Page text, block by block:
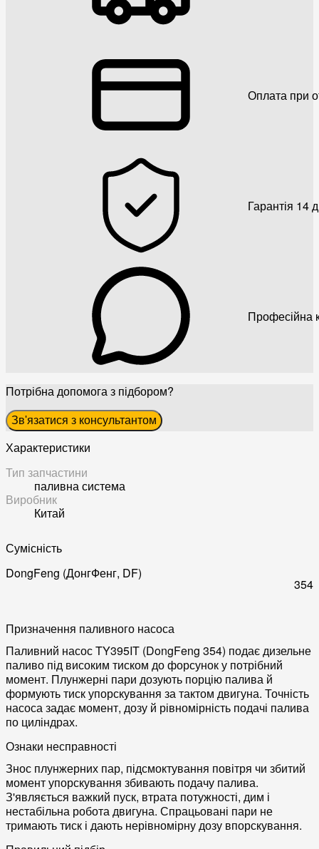
Оплата при
Гарантія 14
Професійна
Потрібна допомога з підбором?
Зв'язатися з консультантом
Характеристики
Тип запчастини
паливна система
Виробник
Китай
Сумісність
DongFeng (ДонгФенг, DF)
354
Призначення паливного насоса
Паливний насос TY395IT (DongFeng 354) подає дизельне
паливо під високим тиском до форсунок у потрібний
момент. Плунжерні пари дозують порцію палива й
формують тиск упорскування за тактом двигуна. Точність
насоса задає момент, дозу й рівномірність подачі палива
по циліндрах.
Ознаки несправності
Знос плунжерних пар, підсмоктування повітря чи збитий
момент упорскування збивають подачу палива.
З'являється важкий пуск, втрата потужності, дим і
нестабільна робота двигуна. Спрацьовані пари не
тримають тиск і дають нерівномірну дозу впорскування.